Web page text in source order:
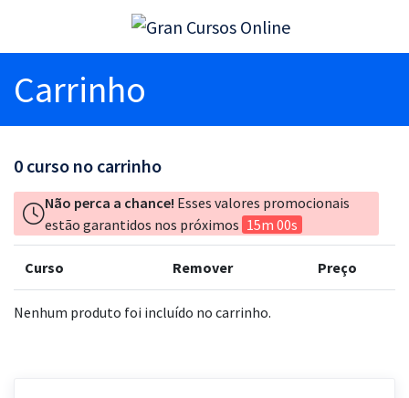
Carrinho
0 curso no carrinho
Não perca a chance! Esses valores promocionais
estão garantidos nos próximos 15m 00s
Curso Remover Preço
Nenhum produto foi incluído no carrinho.